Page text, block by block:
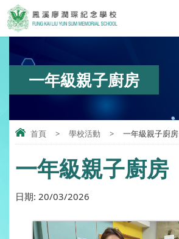
一年級親子廚房
首頁 > 學校活動 > 一年級親子廚房
一年級親子廚房
日期: 20/03/2026